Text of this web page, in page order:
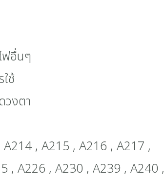
ฟอื่นๆ
ช้
งตา
, A215 , A216 , A217 ,
, A226 , A230 , A239 , A240 ,